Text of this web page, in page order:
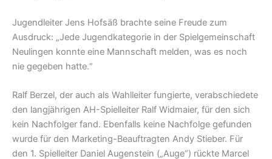
Jugendleiter Jens Hofsäß brachte seine Freude zum
Ausdruck: „Jede Jugendkategorie in der Spielgemeinschaft
Neulingen konnte eine Mannschaft melden, was es noch
nie gegeben hatte.“
Ralf Berzel, der auch als Wahlleiter fungierte, verabschiedete
den langjährigen AH-Spielleiter Ralf Widmaier, für den sich
kein Nachfolger fand. Ebenfalls keine Nachfolge gefunden
wurde für den Marketing-Beauftragten Andy Stieber. Für
den 1. Spielleiter Daniel Augenstein („Auge“) rückte Marcel